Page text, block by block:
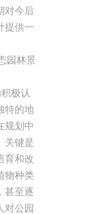
对今后
提供一
园林景
极认
特的地
规划中
关键是
育和改
物种类
甚至逐
对公园